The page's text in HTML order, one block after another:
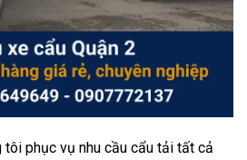
tôi phục vụ nhu cầu cẩu tải tất cả